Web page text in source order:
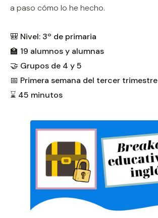
a paso cómo lo he hecho.
🎒 Nivel: 3º de primaria
🏫 19 alumnos y alumnas
🤝 Grupos de 4 y 5
📅 Primera semana del tercer trimestre
⌛ 45 minutos